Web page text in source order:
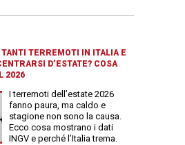
TANTI TERREMOTI IN ITALIA E
D’ESTATE? COSA
2026
I terremoti dell’estate 2026
fanno paura, ma caldo e
stagione non sono la causa.
Ecco cosa mostrano i dati
INGV e perché l’Italia trema.